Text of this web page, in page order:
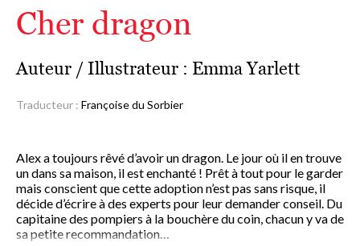
Cher dragon
Auteur / Illustrateur : Emma Yarlett
Traducteur : Françoise du Sorbier
Alex a toujours rêvé d’avoir un dragon. Le jour où il en trouve
un dans sa maison, il est enchanté ! Prêt à tout pour le garder
mais conscient que cette adoption n’est pas sans risque, il
décide d’écrire à des experts pour leur demander conseil. Du
capitaine des pompiers à la bouchère du coin, chacun y va de
sa petite recommandation…